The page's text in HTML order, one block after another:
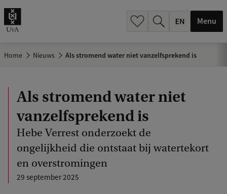
Menu
Home Nieuws Als stromend water niet vanzelfsprekend is
Als stromend water niet
vanzelfsprekend is
Hebe Verrest onderzoekt de
ongelijkheid die ontstaat bij watertekort
en overstromingen
29 september 2025